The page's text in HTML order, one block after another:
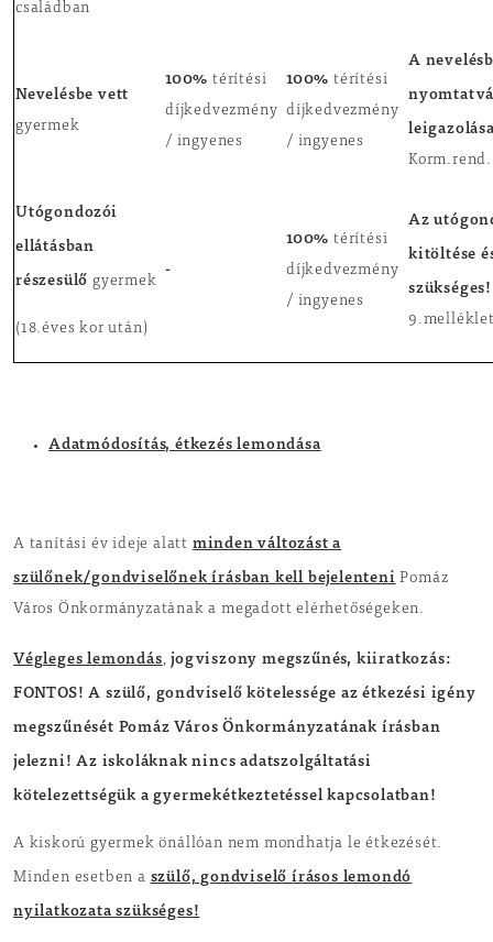
családban
Nevelésbe vett
gyermek
100% térítési
díjkedvezmény
/ ingyenes
100% térítési
díjkedvezmény
/ ingyenes
A
Utógondozói
ellátásban
részesülő gyermek
(18.éves kor után)
-
100% térítési
díjkedvezmény
/ ingyenes
Az
kitöltése
Adatmódosítás, étkezés lemondása
A tanítási év ideje alatt minden változást a
szülőnek/gondviselőnek írásban kell bejelenteni Pomáz
Város Önkormányzatának a megadott elérhetőségeken.
Végleges lemondás,jogviszony megszűnés, kiiratkozás:
FONTOS! A szülő, gondviselő kötelessége az étkezési igény
megszűnését Pomáz Város Önkormányzatának írásban
jelezni! Az iskoláknak nincs adatszolgáltatási
kötelezettségük a gyermekétkeztetéssel kapcsolatban!
A kiskorú gyermek önállóan nem mondhatja le étkezését.
Minden esetben a szülő, gondviselő írásos lemondó
nyilatkozata szükséges!